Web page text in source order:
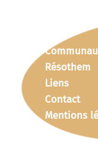
Résothem
Liens
Contact
Mentions